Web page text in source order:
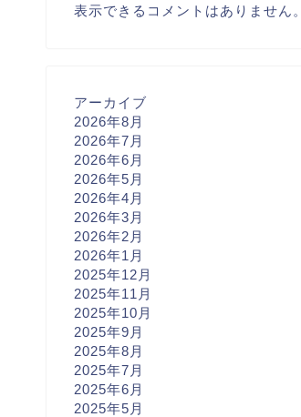
表示できるコメントはありません。
アーカイブ
2026年8月
2026年7月
2026年6月
2026年5月
2026年4月
2026年3月
2026年2月
2026年1月
2025年12月
2025年11月
2025年10月
2025年9月
2025年8月
2025年7月
2025年6月
2025年5月